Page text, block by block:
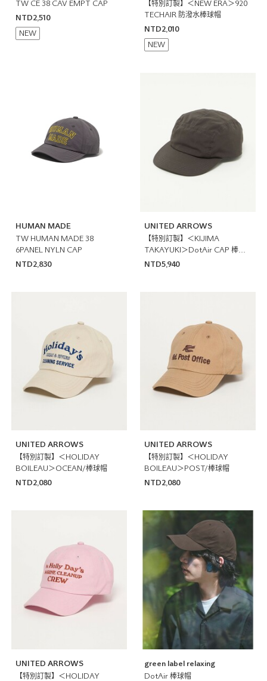
TW CE 38 CAV EMPT CAP
NTD2,510
NEW
【特別訂製】＜NEW ERA＞920
TECHAIR 防潑水棒球帽
NTD2,010
NEW
HUMAN MADE
TW HUMAN MADE 38
6PANEL NYLN CAP
NTD2,830
UNITED ARROWS
【特別訂製】＜KIJIMA
TAKAYUKI＞DotAir CAP 棒球
帽
NTD5,940
UNITED ARROWS
【特別訂製】＜HOLIDAY
BOILEAU＞OCEAN/棒球帽
NTD2,080
UNITED ARROWS
【特別訂製】＜HOLIDAY
BOILEAU＞POST/棒球帽
NTD2,080
UNITED ARROWS
【特別訂製】＜HOLIDAY
green label relaxing
DotAir 棒球帽